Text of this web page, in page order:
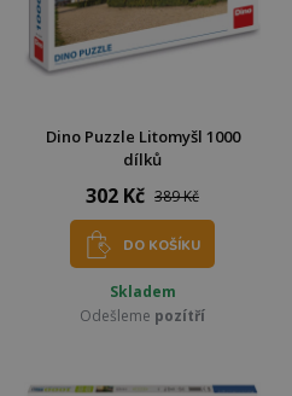
Dino Puzzle Litomyšl 1000
dílků
302 Kč 389 Kč
DO KOŠÍKU
Skladem
Odešleme pozítří